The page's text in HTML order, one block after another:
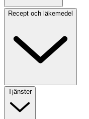
Recept och läkemedel
Tjänster